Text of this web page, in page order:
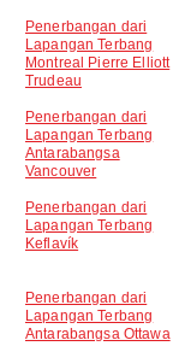
Penerbangan dari
Lapangan Terbang
Montreal Pierre Elliott
Trudeau
Penerbangan dari
Lapangan Terbang
Antarabangsa
Vancouver
Penerbangan dari
Lapangan Terbang
Keflavík
Penerbangan dari
Lapangan Terbang
Antarabangsa Ottawa